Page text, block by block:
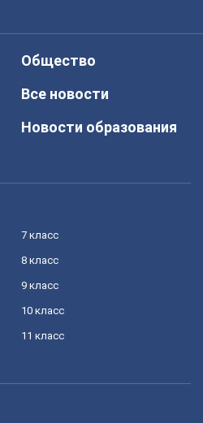
Общество
Все новости
Новости образования
7 класс
8 класс
9 класс
10 класс
11 класс